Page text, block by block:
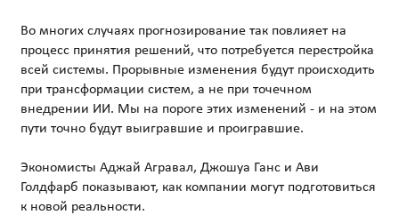
Во многих случаях прогнозирование так повлияет на
процесс принятия решений, что потребуется перестройка
всей системы. Прорывные изменения будут происходить
при трансформации систем, а не при точечном
внедрении ИИ. Мы на пороге этих изменений - и на этом
пути точно будут выигравшие и проигравшие.
Экономисты Аджай Агравал, Джошуа Ганс и Ави
Голдфарб показывают, как компании могут подготовиться
к новой реальности.